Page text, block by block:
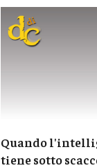
Quando
tiene sotto